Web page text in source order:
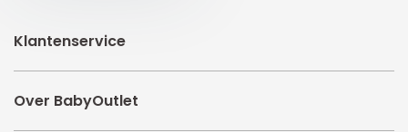
Klantenservice
Over BabyOutlet